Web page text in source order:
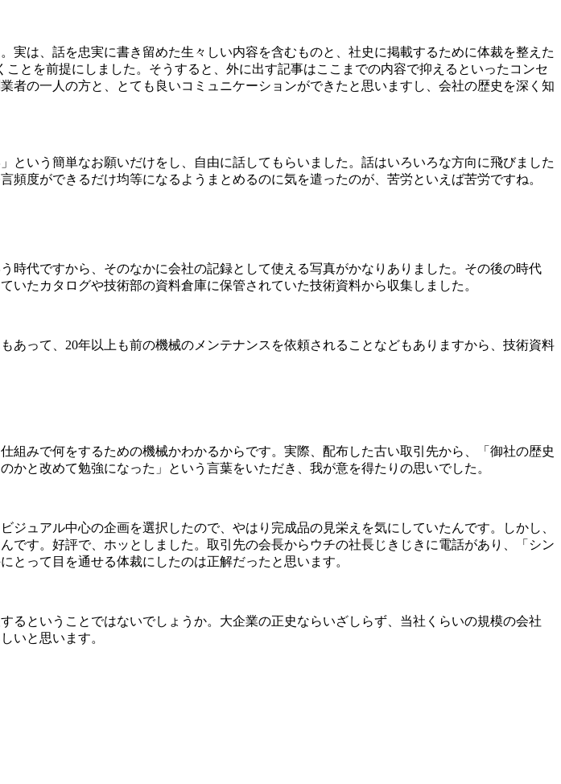
は、話を忠実に書き留めた生々しい内容を含むものと、社史に掲載するために体裁を整えた
とを前提にしました。そうすると、外に出す記事はここまでの内容で抑えるといったコンセ
の一人の方と、とても良いコミュニケーションができたと思いますし、会社の歴史を深く知
いう簡単なお願いだけをし、自由に話してもらいました。話はいろいろな方向に飛びました
度ができるだけ均等になるようまとめるのに気を遣ったのが、苦労といえば苦労ですね。
代ですから、そのなかに会社の記録として使える写真がかなりありました。その後の時代
たカタログや技術部の資料倉庫に保管されていた技術資料から収集しました。
って、20年以上も前の機械のメンテナンスを依頼されることなどもありますから、技術資料
組みで何をするための機械かわかるからです。実際、配布した古い取引先から、「御社の歴史
と改めて勉強になった」という言葉をいただき、我が意を得たりの思いでした。
ュアル中心の企画を選択したので、やはり完成品の見栄えを気にしていたんです。しかし、
す。好評で、ホッとしました。取引先の会長からウチの社長じきじきに電話があり、「シン
って目を通せる体裁にしたのは正解だったと思います。
ということではないでしょうか。大企業の正史ならいざしらず、当社くらいの規模の会社
いと思います。